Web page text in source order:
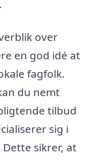
over
en god idé at
fagfolk.
du nemt
tilbud
sig i
sikrer, at